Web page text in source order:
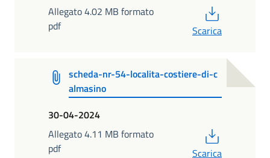
Allegato 4.02 MB formato
pdf
Scarica
scheda-nr-54-localita-costiere-di-c
almasino
30-04-2024
Allegato 4.11 MB formato
pdf
Scarica